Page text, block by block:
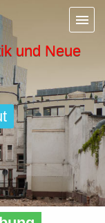
und Neue